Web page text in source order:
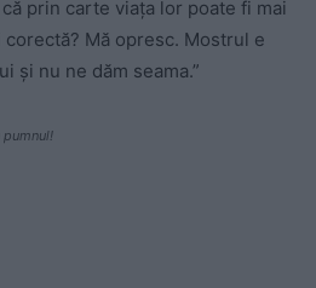
prin carte viața lor poate fi mai
Mă opresc. Mostrul e
și nu ne dăm seama.”
pumnul!